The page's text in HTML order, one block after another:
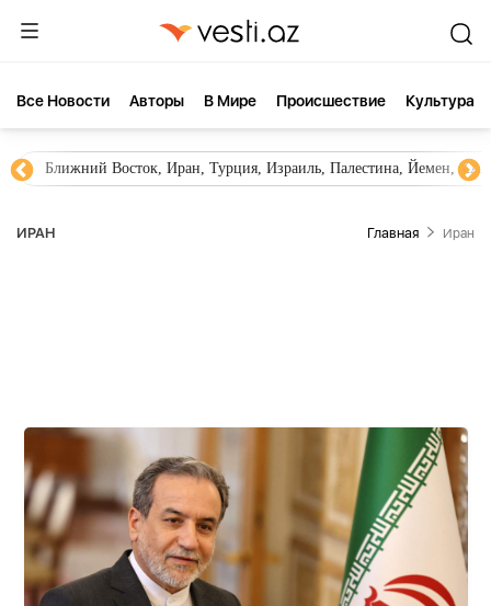
Все Новости Aвторы В Мире Происшествие Культура
Новости Азербайджана Южный Кавказ, Грузия,
ИРАН Главная Иран